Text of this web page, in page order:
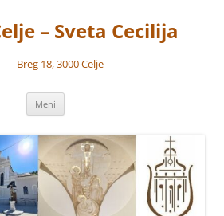
– Sveta Cecilija
18, 3000 Celje
Meni